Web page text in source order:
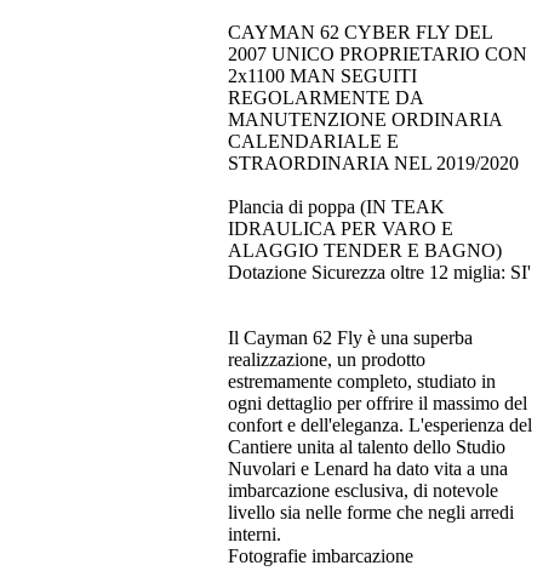
CAYMAN 62 CYBER FLY DEL
2007 UNICO PROPRIETARIO CON
2x1100 MAN SEGUITI
REGOLARMENTE DA
MANUTENZIONE ORDINARIA
CALENDARIALE E
STRAORDINARIA NEL 2019/2020
Plancia di poppa (IN TEAK
IDRAULICA PER VARO E
ALAGGIO TENDER E BAGNO)
Dotazione Sicurezza oltre 12 miglia: SI'
Il Cayman 62 Fly è una superba
realizzazione, un prodotto
estremamente completo, studiato in
ogni dettaglio per offrire il massimo del
confort e dell'eleganza. L'esperienza del
Cantiere unita al talento dello Studio
Nuvolari e Lenard ha dato vita a una
imbarcazione esclusiva, di notevole
livello sia nelle forme che negli arredi
interni.
Fotografie imbarcazione